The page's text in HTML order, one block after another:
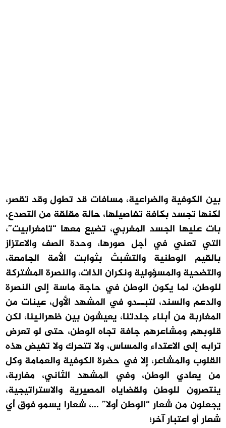
بين الكوفية والضراعية، مسافات قد تطول وقد تقصر،
لكنها تجسد بكافة تفاصيلها، حالة مقلقة من التصدع،
بات عليها الجسد المغربي، تضيع معها “تامغرابيت”،
التي تعني في أجل صورها، وحدة الصف والاعتزاز
بالقيم الوطنية والتشبث بثوابت الأمة الجامعة،
والتضحية والمسؤولية ونكران الذات، والنصرة المشتركة
للوطن، لما يكون الوطن في حاجة ماسة إلى النصرة
والدعم والسند، لتبــدو في المشهد الأول، عينات من
المغاربة من أبناء جلدتنا، يعيشون بين ظهرانينا، لكن
قلوبهم ومشاعرهم جافة تجاه الوطن، حتى لو تعرض
ترابه إلى الاعتداء والمساس، ولا تتحرك ولا تفيض هذه
القلوب والمشاعر، إلا في حضرة الكوفية والعمامة وكل
من يعادي الوطن، وفي المشهد الثاني، مغاربة،
ينتصرون للوطن ولقضاياه المصيرية والاستراتيجية،
يجعلون من شعار “الوطن أولا” …، شعارا يسمو فوق أي
شعار أو اعتبار آخر؛